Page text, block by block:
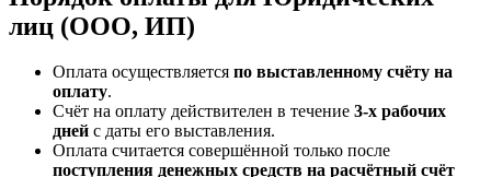
лиц (ООО, ИП)
Оплата осуществляется по выставленному счёту на
оплату.
Счёт на оплату действителен в течение 3‑х рабочих
дней с даты его выставления.
Оплата считается совершённой только после
поступления денежных средств на расчётный счёт